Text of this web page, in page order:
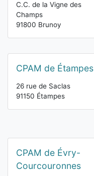
C.C. de la Vigne des
Champs
91800 Brunoy
CPAM de Étampes
26 rue de Saclas
91150 Étampes
CPAM de Évry-
Courcouronnes